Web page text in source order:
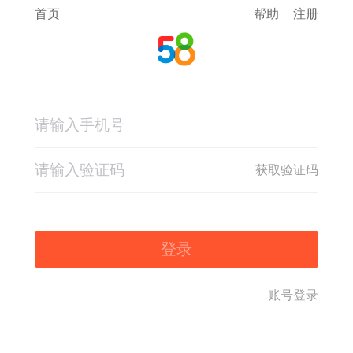
首页 帮助 注册
获取验证码
登录
账号登录